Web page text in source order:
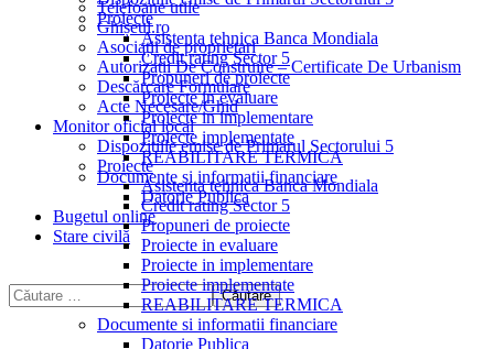
Proiecte
Asistenta tehnica Banca Mondiala
Credit rating Sector 5
Propuneri de proiecte
Proiecte in evaluare
Proiecte in implementare
Proiecte implementate
REABILITARE TERMICA
Documente si informatii financiare
Datorie Publica
Bugetul online
Stare civilă
Telefoane utile
Ghișeul.ro
Asociații de proprietari
Autorizații De Construire – Certificate De Urbanism
Descărcare Formulare
Acte Necesare/Ghid
Monitor oficial local
Dispozitiile emise de Primarul Sectorului 5
Proiecte
Asistenta tehnica Banca Mondiala
Credit rating Sector 5
Propuneri de proiecte
Proiecte in evaluare
Proiecte in implementare
Proiecte implementate
REABILITARE TERMICA
Documente si informatii financiare
Datorie Publica